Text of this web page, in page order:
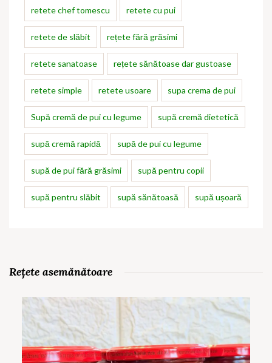
retete chef tomescu retete cu pui
retete de slăbit rețete fără grăsimi
retete sanatoase rețete sănătoase dar gustoase
retete simple retete usoare supa crema de pui
Supă cremă de pui cu legume supă cremă dietetică
supă cremă rapidă supă de pui cu legume
supă de pui fără grăsimi supă pentru copii
supă pentru slăbit supă sănătoasă supă ușoară
Rețete asemănătoare